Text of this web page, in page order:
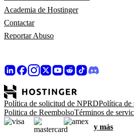
Academia de Hostinger
Contactar
Reportar Abuso
Política de solicitud de NPRDPolítica de
Politica de ReembolsoTérminos de
y más